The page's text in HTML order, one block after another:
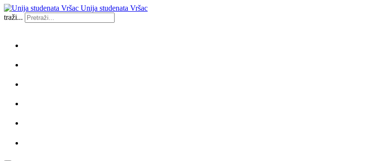
Unija studenata Vršac
traži...